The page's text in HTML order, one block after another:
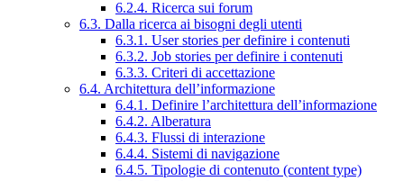
6.2.4. Ricerca sui forum
6.3. Dalla ricerca ai bisogni degli utenti
6.3.1. User stories per definire i contenuti
6.3.2. Job stories per definire i contenuti
6.3.3. Criteri di accettazione
6.4. Architettura dell’informazione
6.4.1. Definire l’architettura dell’informazione
6.4.2. Alberatura
6.4.3. Flussi di interazione
6.4.4. Sistemi di navigazione
6.4.5. Tipologie di contenuto (content type)